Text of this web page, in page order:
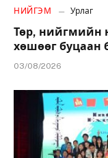
НИЙГЭМ Урлаг
Төр, нийгмийн
хөшөөг буцаан
03/08/2026